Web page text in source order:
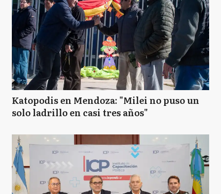
Katopodis en Mendoza: "Milei no puso un
solo ladrillo en casi tres años"